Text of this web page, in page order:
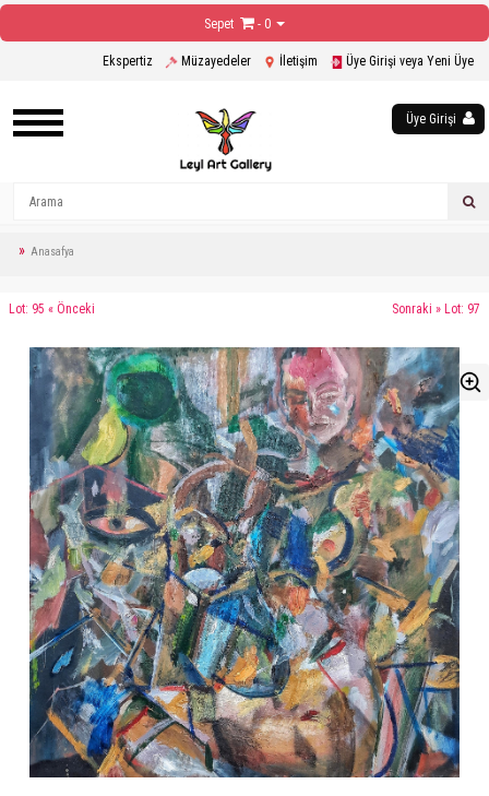
Sepet - 0
Ekspertiz Müzayedeler İletişim Üye Girişi veya Yeni Üye
Üye Girişi
Anasafya
Lot: 95 « Önceki Sonraki » Lot: 97